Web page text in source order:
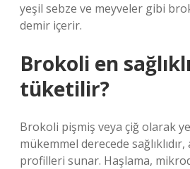
yeşil sebze ve meyveler gibi
demir içerir.
Brokoli en
tüketilir?
Brokoli pişmiş veya çiğ olarak
mükemmel derecede
profilleri sunar. Haşlama,